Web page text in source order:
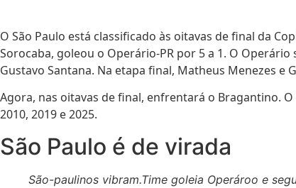
O São Paulo está classificado às oitavas de final da
Sorocaba, goleou o Operário-PR por 5 a 1. O Operário
Gustavo Santana. Na etapa final, Matheus Menezes e
Agora, nas oitavas de final, enfrentará o Bragantino.
2010, 2019 e 2025.
São Paulo é de virada
São-paulinos vibram.Time goleia Operároo e